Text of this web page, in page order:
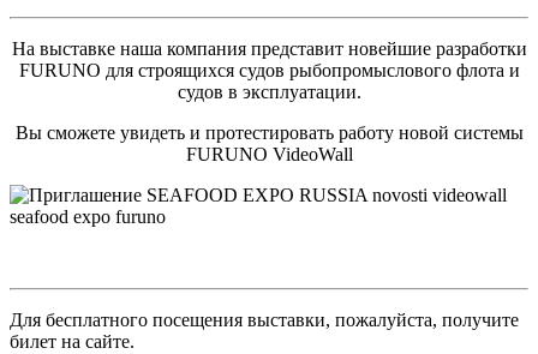
На выставке наша компания представит новейшие разработки
FURUNO для строящихся судов рыбопромыслового флота и
судов в эксплуатации.
Вы сможете увидеть и протестировать работу новой системы
FURUNO VideoWall
Для бесплатного посещения выставки, пожалуйста, получите
билет на сайте.